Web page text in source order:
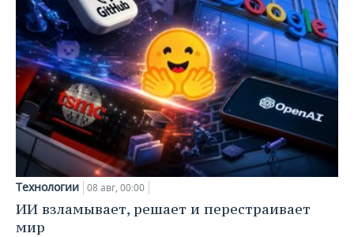
Технологии 08 авг, 00:00
ИИ взламывает, решает и перестраивает
мир